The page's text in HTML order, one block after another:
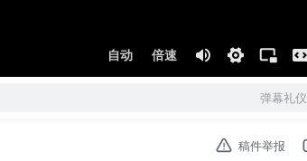
自动 倍速
弹幕礼仪
稿件举报